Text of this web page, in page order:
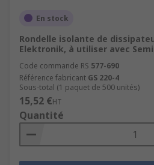
En stock
Rondelle isolante de
Elektronik, à utiliser avec
Code commande RS 577-690
Référence fabricant GS 220-4
Sous-total (1 paquet de 500 unités)
15,52 €HT
Quantité